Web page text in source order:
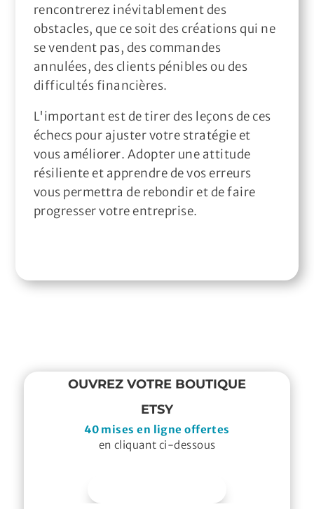
rencontrerez inévitablement des
obstacles, que ce soit des créations qui ne
se vendent pas, des commandes
annulées, des clients pénibles ou des
difficultés financières.
L'important est de tirer des leçons de ces
échecs pour ajuster votre stratégie et
vous améliorer. Adopter une attitude
résiliente et apprendre de vos erreurs
vous permettra de rebondir et de faire
progresser votre entreprise.
OUVREZ VOTRE BOUTIQUE
ETSY
40 mises en ligne offertes
en cliquant ci-dessous